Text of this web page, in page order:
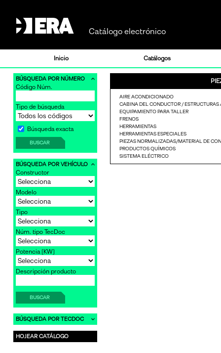
Catálogo electrónico
Inicio Catálogos
BÚSQUEDA POR NÚMERO
Código Núm.
Tipo de búsqueda
Búsqueda exacta
BUSCAR
BÚSQUEDA POR VEHÍCULO
Constructor
Modelo
Tipo
Núm. tipo TecDoc
Potencia [KW]
Descripción producto
BUSCAR
BÚSQUEDA POR TECDOC
HOJEAR CATÁLOGO
AIRE ACONDICIONADO
CABINA DEL CONDUCTOR / ESTRUCTURAS
EQUIPAMIENTO PARA TALLER
FRENOS
HERRAMIENTAS
HERRAMIENTAS ESPECIALES
PIEZAS NORMALIZADAS/MATERIAL DE
PRODUCTOS QUÍMICOS
SISTEMA ELÉCTRICO